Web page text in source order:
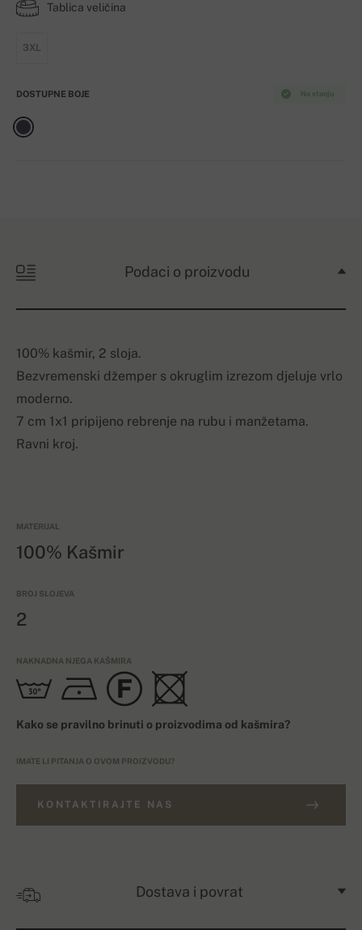
Tablica veličina
3XL
Na stanju
DOSTUPNE BOJE
Podaci o proizvodu
100% kašmir, 2 sloja.
Bezvremenski džemper s okruglim izrezom djeluje vrlo
moderno.
7 cm 1x1 pripijeno rebrenje na rubu i manžetama.
Ravni kroj.
MATERIJAL
100% Kašmir
BROJ SLOJEVA
2
NAKNADNA NJEGA KAŠMIRA
Kako se pravilno brinuti o proizvodima od kašmira?
IMATE LI PITANJA O OVOM PROIZVODU?
KONTAKTIRAJTE NAS
Dostava i povrat